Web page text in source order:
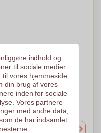
med at vælge
indhold og
til sociale medier
vores hjemmeside.
din brug af vores
inden for sociale
Vores partnere
med andre data,
de har indsamlet